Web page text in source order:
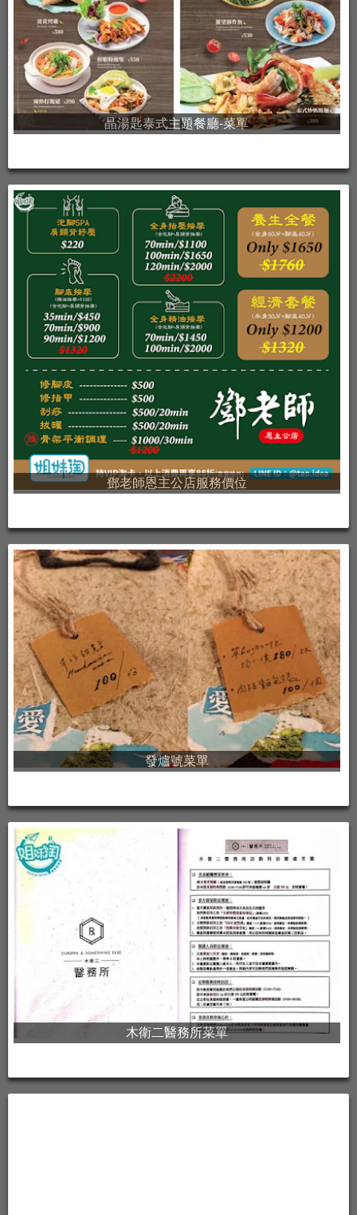
晶湯匙泰式主題餐廳-菜單
鄧老師恩主公店服務價位
發爐號菜單
木衛二醫務所菜單